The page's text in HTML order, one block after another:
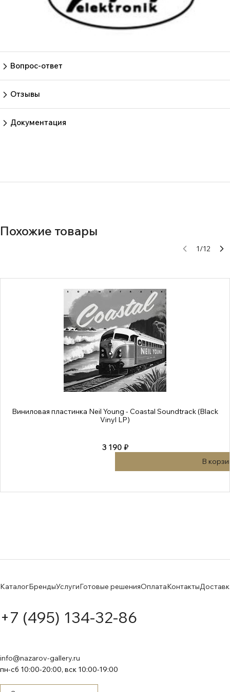
Вопрос-ответ
Отзывы
Документация
Похожие товары
1/12
Виниловая пластинка Neil Young - Coastal Soundtrack (Black
Vinyl LP)
3 190 ₽
В
КаталогБрендыУслугиГотовые решенияОплатаКонтакты
+7 (495) 134-32-86
info@nazarov-gallery.ru
пн-сб 10:00-20:00, вск 10:00-19:00